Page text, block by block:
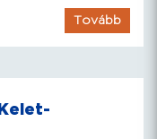
Tovább